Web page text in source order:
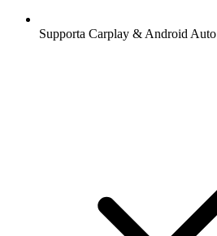
Supporta Carplay & Android Auto